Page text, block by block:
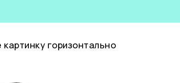
картинку горизонтально